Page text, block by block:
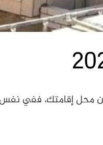
هي الحصول على مقابر القاهرة الجديدة العين السخنة